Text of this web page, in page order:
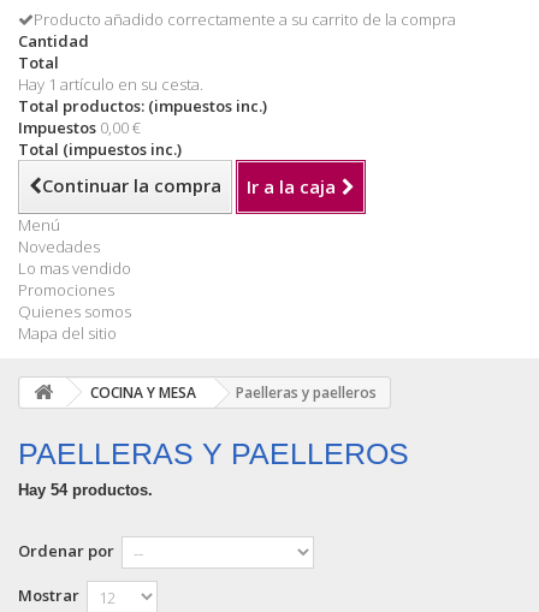
Producto añadido correctamente a su carrito de la compra
Cantidad
Total
Hay 1 artículo en su cesta.
Total productos: (impuestos inc.)
Impuestos 0,00 €
Total (impuestos inc.)
Continuar la compra Ir a la caja
Menú
Novedades
Lo mas vendido
Promociones
Quienes somos
Mapa del sitio
COCINA Y MESA Paelleras y paelleros
PAELLERAS Y PAELLEROS
Hay 54 productos.
Ordenar por
Mostrar